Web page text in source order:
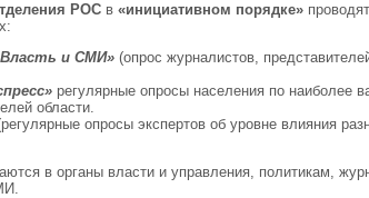
РОСв «инициативном порядке»
и СМИ»(опрос журналистов,
регулярные опросы населения по наиболее
области.
опросы экспертов об уровне влияния
в органы власти и управления, политикам,